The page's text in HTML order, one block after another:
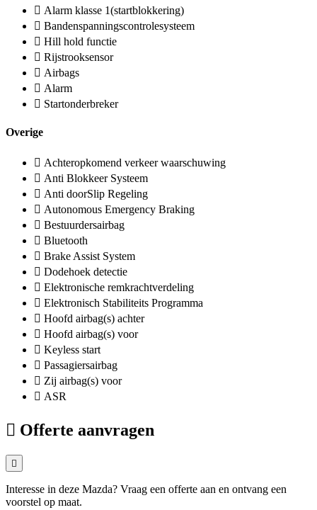
Alarm klasse 1(startblokkering)
Bandenspanningscontrolesysteem
Hill hold functie
Rijstrooksensor
Airbags
Alarm
Startonderbreker
Overige
Achteropkomend verkeer waarschuwing
Anti Blokkeer Systeem
Anti doorSlip Regeling
Autonomous Emergency Braking
Bestuurdersairbag
Bluetooth
Brake Assist System
Dodehoek detectie
Elektronische remkrachtverdeling
Elektronisch Stabiliteits Programma
Hoofd airbag(s) achter
Hoofd airbag(s) voor
Keyless start
Passagiersairbag
Zij airbag(s) voor
ASR
Offerte aanvragen
Interesse in deze Mazda? Vraag een offerte aan en ontvang een
voorstel op maat.